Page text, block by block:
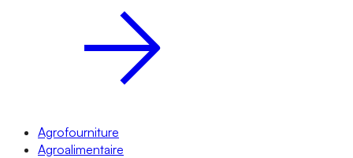
Agrofourniture
Agroalimentaire